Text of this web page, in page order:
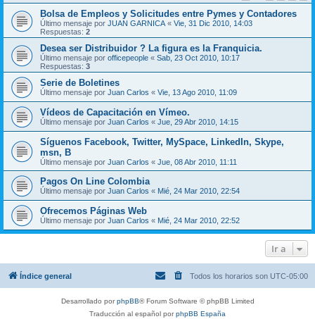
Bolsa de Empleos y Solicitudes entre Pymes y Contadores
Último mensaje por JUAN GARNICA « Vie, 31 Dic 2010, 14:03
Respuestas: 2
Desea ser Distribuidor ? La figura es la Franquicia.
Último mensaje por officepeople « Sab, 23 Oct 2010, 10:17
Respuestas: 3
Serie de Boletines
Último mensaje por Juan Carlos « Vie, 13 Ago 2010, 11:09
Vídeos de Capacitación en Vímeo.
Último mensaje por Juan Carlos « Jue, 29 Abr 2010, 14:15
Síguenos Facebook, Twitter, MySpace, LinkedIn, Skype,
msn, B
Último mensaje por Juan Carlos « Jue, 08 Abr 2010, 11:11
Pagos On Line Colombia
Último mensaje por Juan Carlos « Mié, 24 Mar 2010, 22:54
Ofrecemos Páginas Web
Último mensaje por Juan Carlos « Mié, 24 Mar 2010, 22:52
Ir a
Índice general Todos los horarios son UTC-05:00
Desarrollado porphpBB® Forum Software © phpBB Limited
Traducción al español porphpBB España